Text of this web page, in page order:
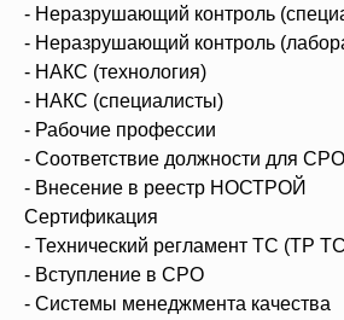
- Неразрушающий контроль
- Неразрушающий контроль
- НАКС (технология)
- НАКС (специалисты)
- Рабочие профессии
- Соответствие должности для СРО
- Внесение в реестр НОСТРОЙ
Сертификация
- Технический регламент ТС (ТР
- Вступление в СРО
- Системы менеджмента качества